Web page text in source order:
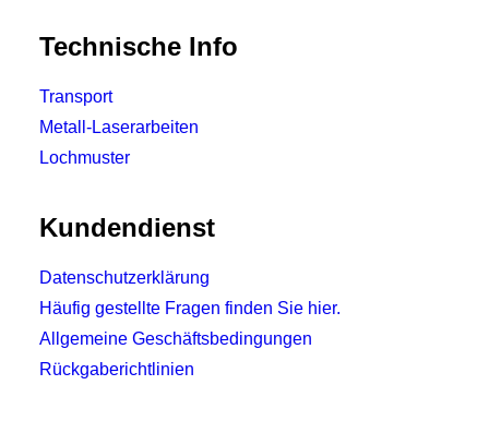
Technische Info
Transport
Metall-Laserarbeiten
Lochmuster
Kundendienst
Datenschutzerklärung
Häufig gestellte Fragen finden Sie hier.
Allgemeine Geschäftsbedingungen
Rückgaberichtlinien